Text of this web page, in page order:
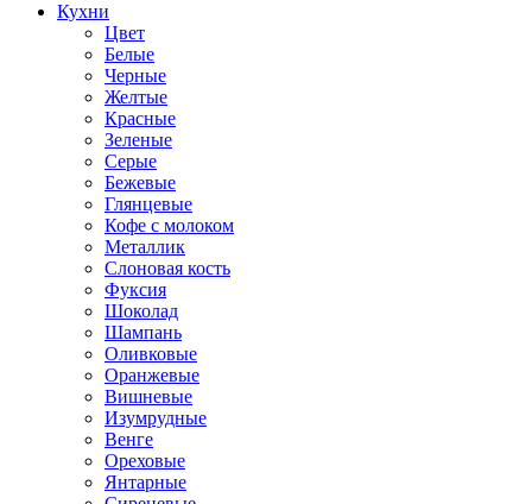
Кухни
Цвет
Белые
Черные
Желтые
Красные
Зеленые
Серые
Бежевые
Глянцевые
Кофе с молоком
Металлик
Слоновая кость
Фуксия
Шоколад
Шампань
Оливковые
Оранжевые
Вишневые
Изумрудные
Венге
Ореховые
Янтарные